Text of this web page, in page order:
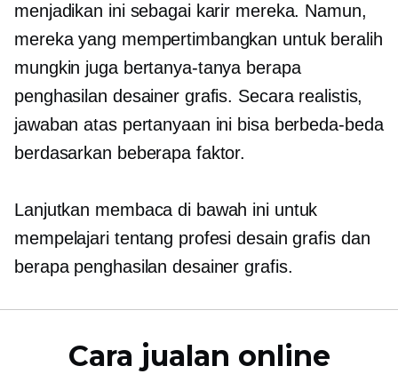
menjadikan ini sebagai karir mereka. Namun,
mereka yang mempertimbangkan untuk beralih
mungkin juga bertanya-tanya berapa
penghasilan desainer grafis. Secara realistis,
jawaban atas pertanyaan ini bisa berbeda-beda
berdasarkan beberapa faktor.
Lanjutkan membaca di bawah ini untuk
mempelajari tentang profesi desain grafis dan
berapa penghasilan desainer grafis.
Cara jualan online